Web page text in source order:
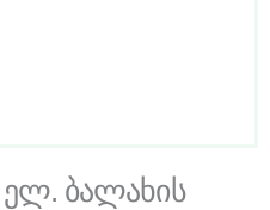
ელ. ბალახის